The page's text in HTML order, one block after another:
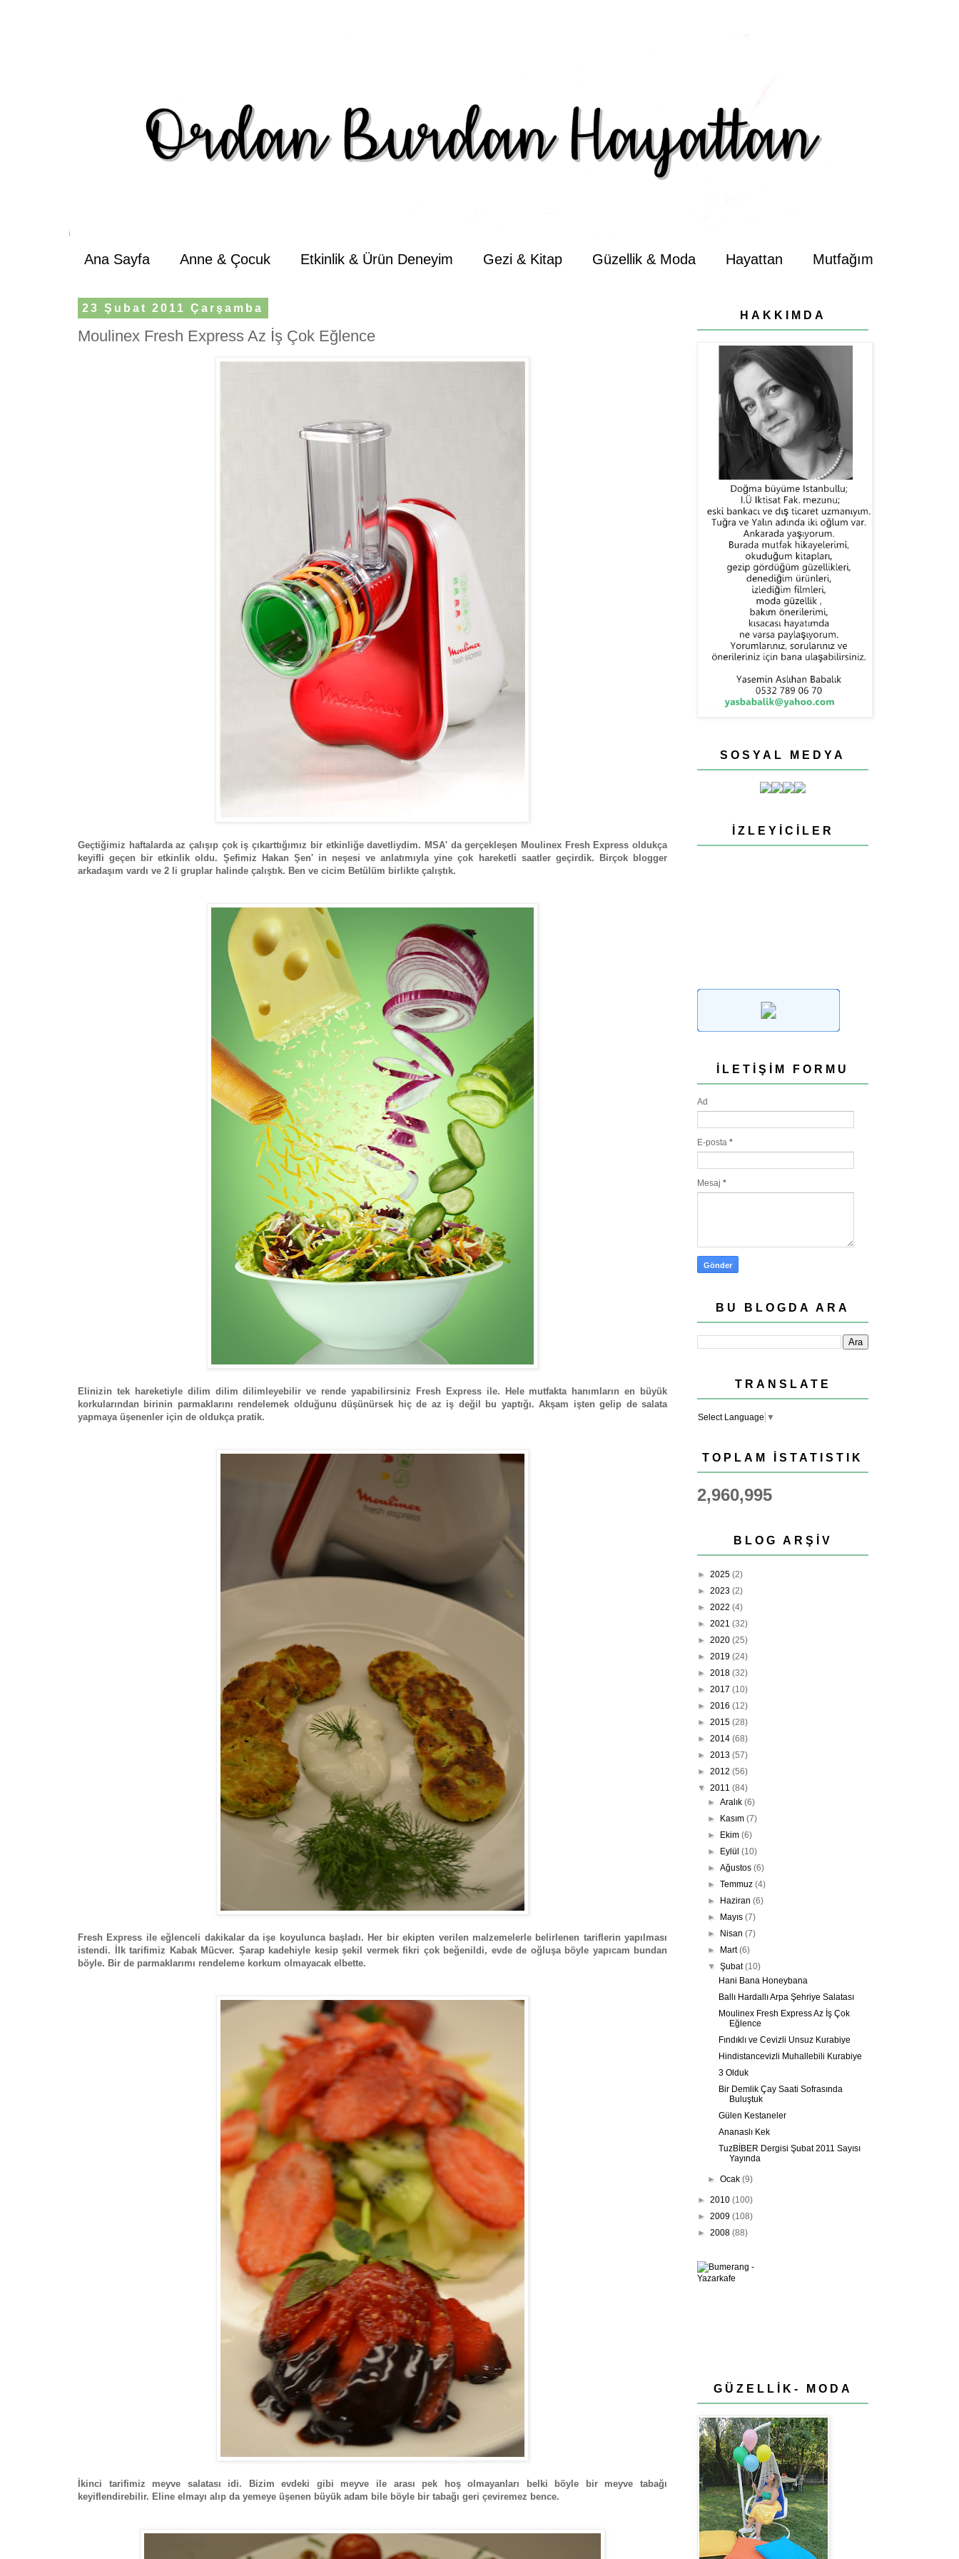
Ana Sayfa Anne & Çocuk Etkinlik & Ürün Deneyim Gezi & Kitap Güzellik & Moda Hayattan Mutfağım
23 Şubat 2011 Çarşamba
Moulinex Fresh Express Az İş Çok Eğlence
Geçtiğimiz haftalarda az çalışıp çok iş çıkarttığımız bir etkinliğe davetliydim. MSA' da gerçekleşen Moulinex Fresh Express oldukça
keyifli geçen bir etkinlik oldu. Şefimiz Hakan Şen' in neşesi ve anlatımıyla yine çok hareketli saatler geçirdik. Birçok blogger
arkadaşım vardı ve 2 li gruplar halinde çalıştık. Ben ve cicim Betülüm birlikte çalıştık.
Elinizin tek hareketiyle dilim dilim dilimleyebilir ve rende yapabilirsiniz Fresh Express ile. Hele mutfakta hanımların en büyük
korkularından birinin parmaklarını rendelemek olduğunu düşünürsek hiç de az iş değil bu yaptığı. Akşam işten gelip de salata
yapmaya üşenenler için de oldukça pratik.
Fresh Express ile eğlenceli dakikalar da işe koyulunca başladı. Her bir ekipten verilen malzemelerle belirlenen tariflerin yapılması
istendi. İlk tarifimiz Kabak Mücver. Şarap kadehiyle kesip şekil vermek fikri çok beğenildi, evde de oğluşa böyle yapıcam bundan
böyle. Bir de parmaklarımı rendeleme korkum olmayacak elbette.
İkinci tarifimiz meyve salatası idi. Bizim evdeki gibi meyve ile arası pek hoş olmayanları belki böyle bir meyve tabağı
keyiflendirebilir. Eline elmayı alıp da yemeye üşenen büyük adam bile böyle bir tabağı geri çeviremez bence.
HAKKIMDA
SOSYAL MEDYA
İZLEYICILER
İLETIŞIM FORMU
Ad
E-posta *
Mesaj *
BU BLOGDA ARA
TRANSLATE
Select Language ▼
TOPLAM İSTATISTIK
2,960,995
BLOG ARŞIV
► 2025 (2)
► 2023 (2)
► 2022 (4)
► 2021 (32)
► 2020 (25)
► 2019 (24)
► 2018 (32)
► 2017 (10)
► 2016 (12)
► 2015 (28)
► 2014 (68)
► 2013 (57)
► 2012 (56)
▼ 2011 (84)
►Aralık(6)
► Kasım(7)
► Ekim(6)
► Eylül(10)
►Ağustos(6)
►Temmuz(4)
► Haziran(6)
► Mayıs(7)
► Nisan(7)
► Mart(6)
▼Şubat(10)
Hani Bana Honeybana
Ballı Hardallı Arpa Şehriye Salatası
Moulinex Fresh Express Az İş Çok
Eğlence
Fındıklı ve Cevizli Unsuz Kurabiye
Hindistancevizli Muhallebili Kurabiye
3 Olduk
Bir Demlik Çay Saati Sofrasında
Buluştuk
Gülen Kestaneler
Ananaslı Kek
TuzBİBER Dergisi Şubat 2011 Sayısı
Yayında
►Ocak(9)
► 2010 (100)
► 2009 (108)
► 2008 (88)
GÜZELLİK- MODA